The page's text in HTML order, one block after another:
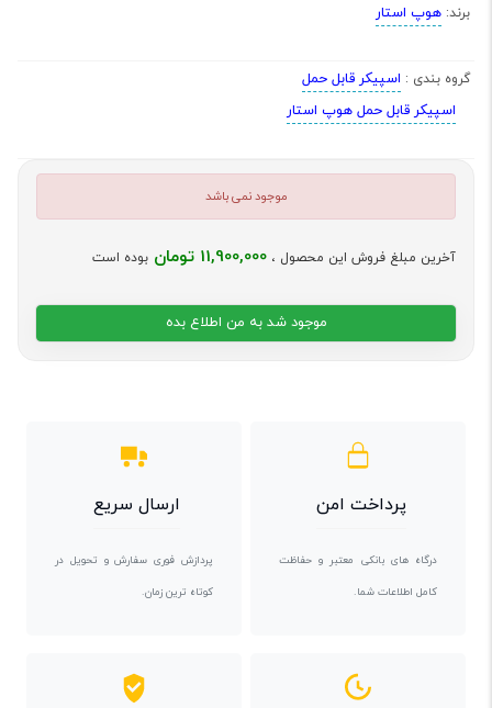
برند: هوپ استار
گروه بندی : اسپیکر قابل حمل
اسپیکر قابل حمل هوپ استار
موجود نمی باشد
آخرین مبلغ فروش این محصول ، 11,900,000 تومان بوده است
موجود شد به من اطلاع بده
پرداخت امن
درگاه های بانکی معتبر و حفاظت
کامل اطلاعات شما.
ارسال سریع
پردازش فوری سفارش و تحویل در
کوتاه ترین زمان.